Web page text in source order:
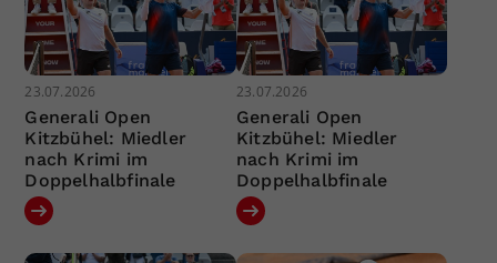
23.07.2026
Generali Open
Kitzbühel: Miedler
nach Krimi im
Doppelhalbfinale
23.07.2026
Generali Open
Kitzbühel: Miedler
nach Krimi im
Doppelhalbfinale